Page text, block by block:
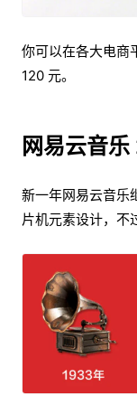
你可以在各大电商
120 元。
网易云音
新一年网易云音乐
片机元素设计，不